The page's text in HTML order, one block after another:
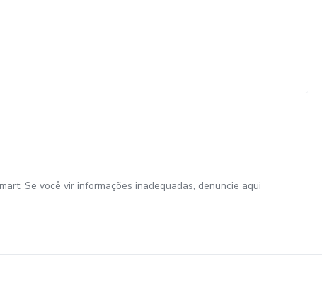
Se você vir informações inadequadas, denuncie aqui